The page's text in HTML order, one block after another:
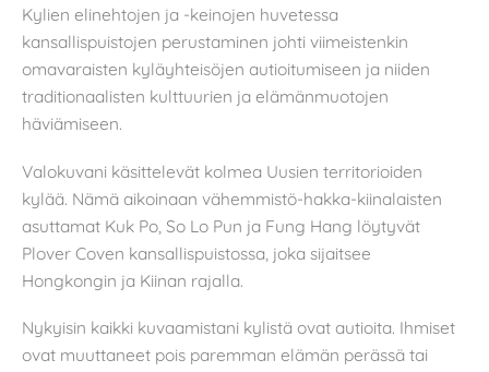
Kylien elinehtojen ja -keinojen huvetessa
kansallispuistojen perustaminen johti viimeistenkin
omavaraisten kyläyhteisöjen autioitumiseen ja niiden
traditionaalisten kulttuurien ja elämänmuotojen
häviämiseen.
Valokuvani käsittelevät kolmea Uusien territorioiden
kylää. Nämä aikoinaan vähemmistö-hakka-kiinalaisten
asuttamat Kuk Po, So Lo Pun ja Fung Hang löytyvät
Plover Coven kansallispuistossa, joka sijaitsee
Hongkongin ja Kiinan rajalla.
Nykyisin kaikki kuvaamistani kylistä ovat autioita. Ihmiset
ovat muuttaneet pois paremman elämän perässä tai